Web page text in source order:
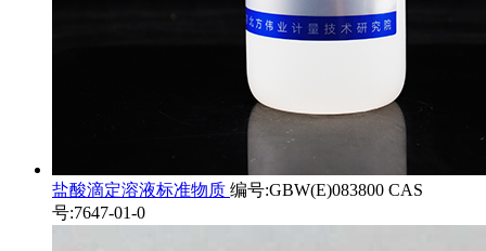
盐酸滴定溶液标准物质 编号:GBW(E)083800 CAS
号:7647-01-0